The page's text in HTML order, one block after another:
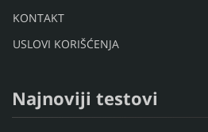
KONTAKT
USLOVI KORIŠĆENJA
Najnoviji testovi